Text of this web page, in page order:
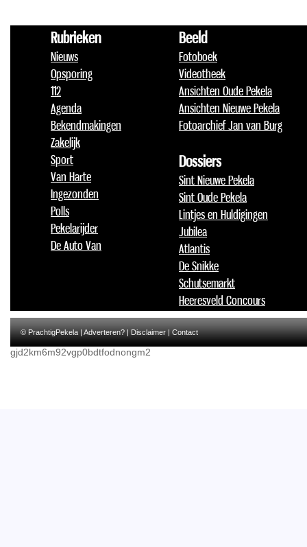
Rubrieken
Nieuws
Opsporing
112
Agenda
Bekendmakingen
Zakelijk
Sport
Van Harte
Ingezonden
Polls
Pekelarijder
De Auto Van
Beeld
Fotoboek
Videotheek
Ansichten Oude Pekela
Ansichten Nieuwe Pekela
Fotoarchief Jan van Burg
Dossiers
Sint Nieuwe Pekela
Sint Oude Pekela
Lintjes en Huldigingen
Jubilea
Atlantis
De Snikke
Schutsemarkt
Heeresveld Concours
© PrachtigPekela |Adverteren?|Disclaimer|Contact
gjd2km6m92vgp0bdtfodnongm2